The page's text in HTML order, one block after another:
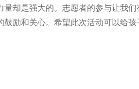
却是强大的。志愿者的参与让我
励和关心。希望此次活动可以给